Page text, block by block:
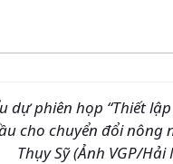
dự phiên họp “Thiết
cho chuyển đổi nông
Thụy Sỹ (Ảnh VGP/Hải